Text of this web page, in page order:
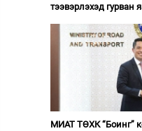
тээвэрлэхэд
МИАТ ТӨХК “Боинг”